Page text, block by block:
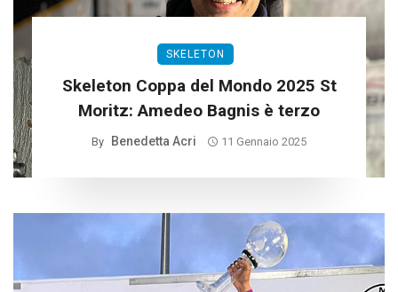
SKELETON
Skeleton Coppa del Mondo 2025 St
Moritz: Amedeo Bagnis è terzo
By Benedetta Acri 11 Gennaio 2025